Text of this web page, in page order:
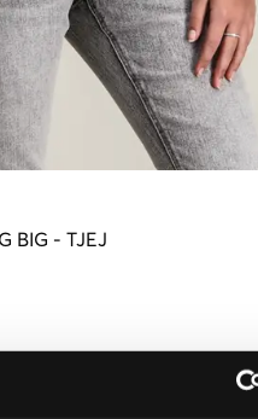
BIG - TJEJ